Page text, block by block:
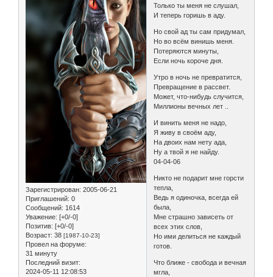
Зарегистрирован: 2005-06-21
Приглашений: 0
Сообщений: 1614
Уважение: [+0/-0]
Позитив: [+0/-0]
Возраст: 38 [1987-10-23]
Провел на форуме:
31 минуту
Последний визит:
2024-05-11 12:08:53
Только ты меня не слушал,
И теперь горишь в аду.
Но свой ад ты сам придумал,
Но во всём винишь меня.
Потеряются минуты,
Если ночь короче дня.
Утро в ночь не превратится,
Превращение в рассвет.
Может, что-нибудь случится,
Миллионы вечных лет ..
И винить меня не надо,
Я живу в своём аду,
На двоих нам нету ада,
Ну а твой я не найду.
04-04-06
Никто не подарит мне горсти
тепла,
Ведь я одиночка, всегда ей
была,
Мне страшно зависеть от
всех этих слов,
Но ими делиться не каждый
готов.
Что ближе - свобода и вечная
мгла,